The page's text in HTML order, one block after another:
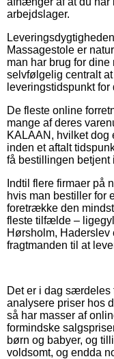
arbejdslager.
Massagestole er
man har brug for dine
selvfølgelig centralt
leveringstidspunkt
De fleste online
mange af deres
KALAAN, hvilket dog
inden et aftalt
få bestillingen betjent
Indtil flere firmaer på
hvis man bestiller for
foretrække den
fleste tilfælde –
Hørsholm, Haderslev
fragtmanden til at
Det er i dag særdeles
analysere priser hos
så har masser af
formindske
børn og babyer, og
voldsomt, og endda